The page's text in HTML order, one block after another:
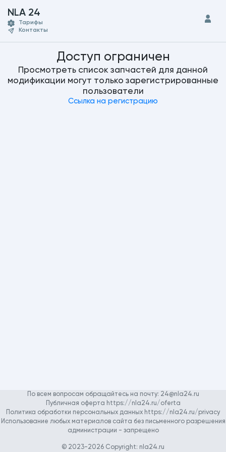
NLA 24
Тарифы
Контакты
Доступ ограничен
Просмотреть список запчастей для данной
модификации могут только зарегистрированные
пользователи
Ссылка на регистрацию
По всем вопросам обращайтесь на почту: 24@nla24.ru
Публичная оферта https://nla24.ru/oferta
Политика обработки персональных данных https://nla24.ru/privacy
Использование любых материалов сайта без письменного разрешения
администрации - запрещено
© 2023-2026 Copyright: nla24.ru